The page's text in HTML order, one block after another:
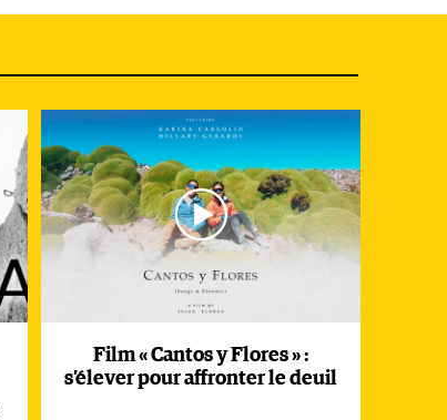
Film « Cantos y Flores » :
s’élever pour affronter le deuil